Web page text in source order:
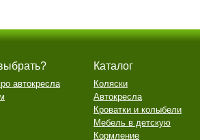
автокресла
Каталог
Коляски
Автокресла
Кроватки и колыбели
Мебель в детскую
Кормление